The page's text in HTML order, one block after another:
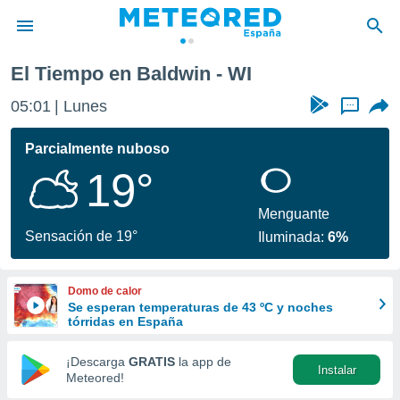
de
por
se
calidad.
a este
las
y
forma
digital
basada
El Tiempo en Baldwin - WI
05:01 Lunes ...
Parcialmente nuboso
19°
Sensación de 19°
Menguante
Iluminada:6%
Domo de calor
Se esperan temperaturas de 43 ºC y noches
tórridas en España
¡Descarga GRATIS la app de
Meteored!
Instalar